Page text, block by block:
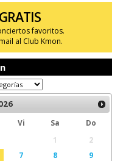
favoritos.
al Club Kmon.
Vi Sa
Do
1
2
7 8
9